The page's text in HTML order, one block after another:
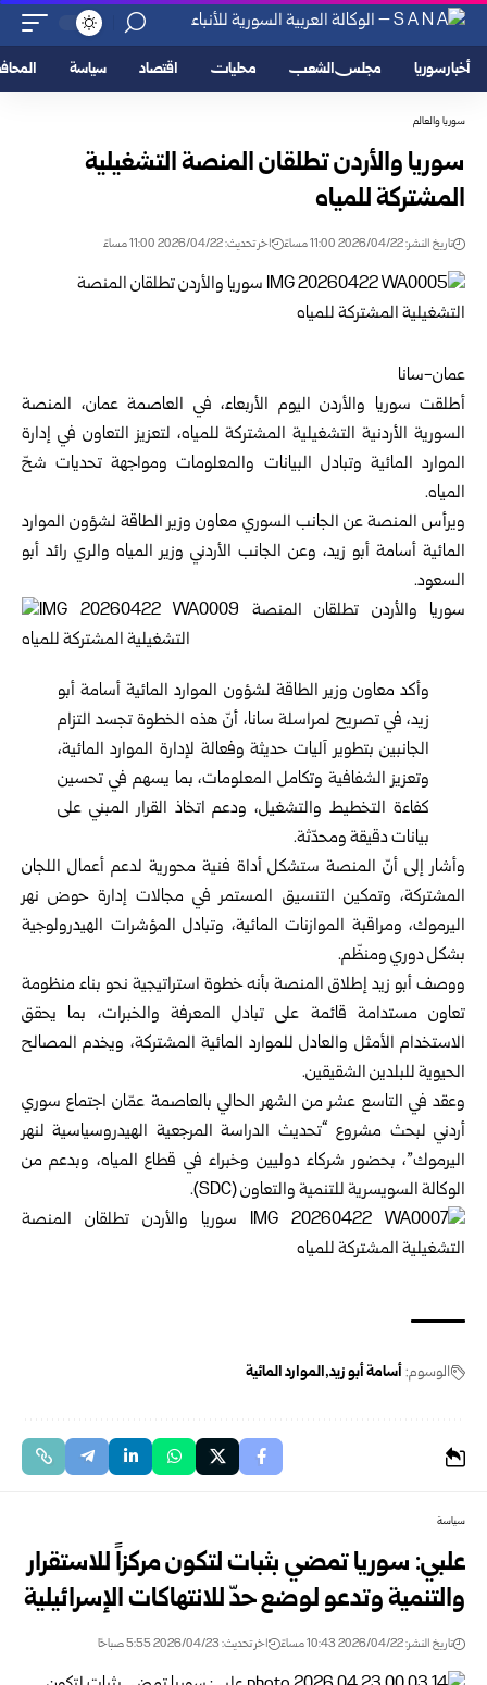
أخبار سوريا مجلس الشعب محليات اقتصاد سياسة
سوريا والعالم
سوريا والأردن تطلقان المنصة التشغيلية
المشتركة للمياه
تاريخ النشر: 2026/04/22 11:00 مساءً اخر تحديث: 2026/04/22 11:00 مساءً
عمان-سانا
أطلقت سوريا والأردن اليوم الأربعاء، في العاصمة عمان، المنصة
السورية الأردنية التشغيلية المشتركة للمياه، لتعزيز التعاون في إدارة
الموارد المائية وتبادل البيانات والمعلومات ومواجهة تحديات شحّ
المياه.
ويرأس المنصة عن الجانب السوري معاون وزير الطاقة لشؤون الموارد
المائية أسامة أبو زيد، وعن الجانب الأردني وزير المياه والري رائد أبو
السعود.
وأكد معاون وزير الطاقة لشؤون الموارد المائية أسامة أبو
زيد، في تصريح لمراسلة سانا، أنّ هذه الخطوة تجسد التزام
الجانبين بتطوير آليات حديثة وفعالة لإدارة الموارد المائية،
وتعزيز الشفافية وتكامل المعلومات، بما يسهم في تحسين
كفاءة التخطيط والتشغيل، ودعم اتخاذ القرار المبني على
بيانات دقيقة ومحدّثة.
وأشار إلى أنّ المنصة ستشكل أداة فنية محورية لدعم أعمال اللجان
المشتركة، وتمكين التنسيق المستمر في مجالات إدارة حوض نهر
اليرموك، ومراقبة الموازنات المائية، وتبادل المؤشرات الهيدرولوجية
بشكل دوري ومنظّم.
ووصف أبو زيد إطلاق المنصة بأنه خطوة استراتيجية نحو بناء منظومة
تعاون مستدامة قائمة على تبادل المعرفة والخبرات، بما يحقق
الاستخدام الأمثل والعادل للموارد المائية المشتركة، ويخدم المصالح
الحيوية للبلدين الشقيقين.
وعقد في التاسع عشر من الشهر الحالي بالعاصمة عمّان اجتماع سوري
أردني لبحث مشروع “تحديث الدراسة المرجعية الهيدروسياسية لنهر
اليرموك”، بحضور شركاء دوليين وخبراء في قطاع المياه، وبدعم من
الوكالة السويسرية للتنمية والتعاون (SDC).
الوسوم: أسامة أبو زيد الموارد المائية
سياسة
علبي: سوريا تمضي بثبات لتكون مركزاً للاستقرار
والتنمية وتدعو لوضع حدّ للانتهاكات الإسرائيلية
تاريخ النشر: 2026/04/22 10:43 مساءً اخر تحديث: 2026/04/23 5:55 صباحًا